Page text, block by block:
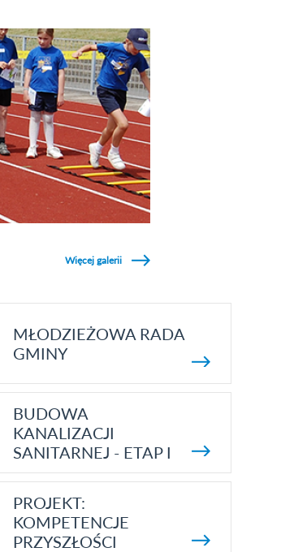
Więcej galerii
MŁODZIEŻOWA RADA
GMINY
BUDOWA
KANALIZACJI
SANITARNEJ - ETAP I
PROJEKT:
KOMPETENCJE
PRZYSZŁOŚCI